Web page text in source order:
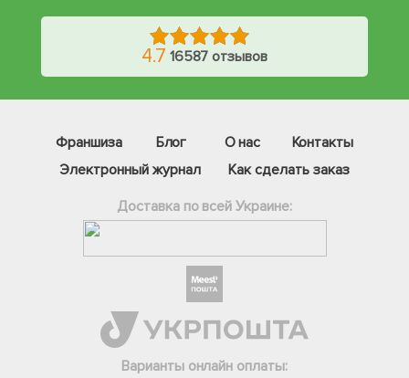
4.7 16587 отзывов
Франшиза Блог О нас
Контакты
Электронный журнал
Как сделать заказ
Доставка по всей Украине:
Варианты онлайн оплаты:
Фейсбук
Вайбер
Інстаграм